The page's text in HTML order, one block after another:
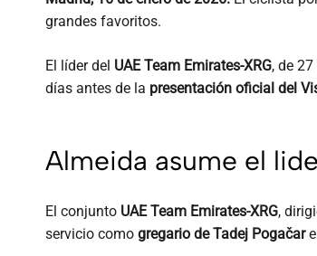
grandes favoritos.
El líder del UAE Team Emirates-XRG, de
días antes de la presentación oficial del
Almeida asume el
El conjunto UAE Team Emirates-XRG,
servicio como gregario de Tadej Pogačar